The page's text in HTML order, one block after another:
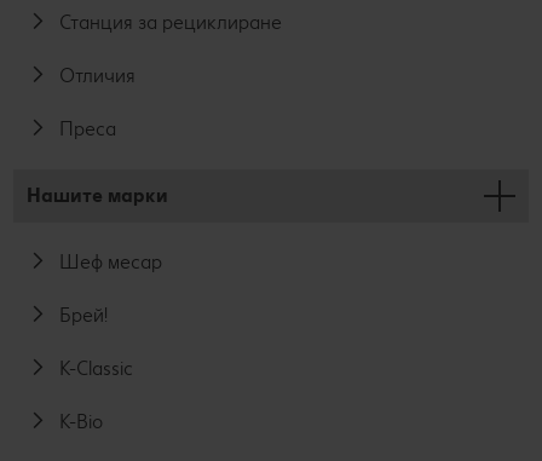
Станция за рециклиране
Отличия
Преса
Нашите марки
Шеф месар
Брей!
K-Classic
K-Bio